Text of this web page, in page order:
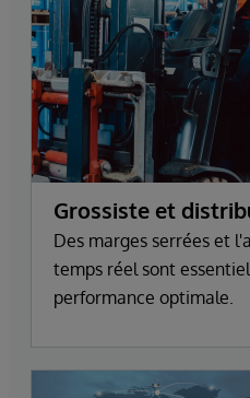
Grossiste et
Des marges serrées et
temps réel sont
performance optimale.